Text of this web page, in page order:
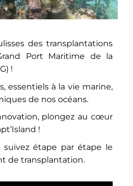
des transplantations
Port Maritime de la
!
essentiels à la vie marine,
de nos océans.
plongez au cœur
!
suivez étape par étape le
de transplantation.